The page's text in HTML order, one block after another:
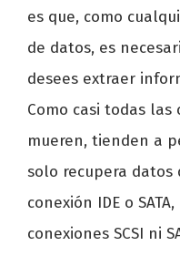
es que, como
de datos, es
desees extraer
Como casi todas las
mueren, tienden a
solo recupera datos
conexión IDE o
conexiones SCSI ni